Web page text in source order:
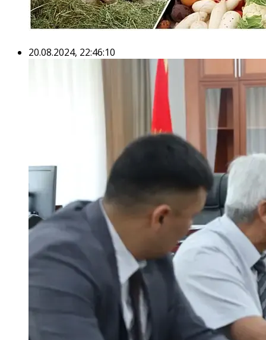
20.08.2024, 22:46:10